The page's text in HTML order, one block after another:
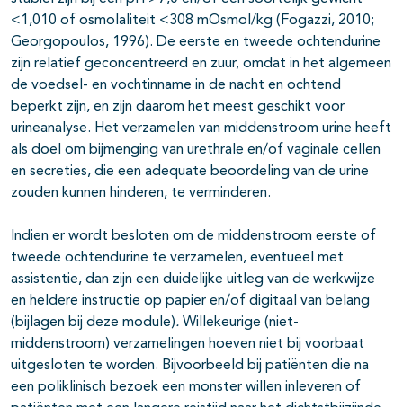
<1,010 of osmolaliteit <308 mOsmol/kg (Fogazzi, 2010;
Georgopoulos, 1996). De eerste en tweede ochtendurine
zijn relatief geconcentreerd en zuur, omdat in het algemeen
de voedsel- en vochtinname in de nacht en ochtend
beperkt zijn, en zijn daarom het meest geschikt voor
urineanalyse. Het verzamelen van middenstroom urine heeft
als doel om bijmenging van urethrale en/of vaginale cellen
en secreties, die een adequate beoordeling van de urine
zouden kunnen hinderen, te verminderen.
Indien er wordt besloten om de middenstroom eerste of
tweede ochtendurine te verzamelen, eventueel met
assistentie, dan zijn een duidelijke uitleg van de werkwijze
en heldere instructie op papier en/of digitaal van belang
(bijlagen bij deze module). Willekeurige (niet-
middenstroom) verzamelingen hoeven niet bij voorbaat
uitgesloten te worden. Bijvoorbeeld bij patiënten die na
een poliklinisch bezoek een monster willen inleveren of